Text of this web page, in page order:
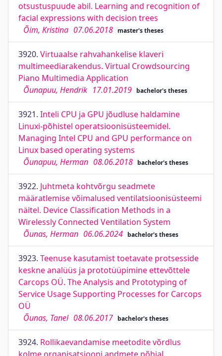
otsustuspuude abil. Learning and recognition of
facial expressions with decision trees
Õim, Kristina 07.06.2018 master's theses
3920. Virtuaalse rahvahankelise klaveri
multimeediarakendus. Virtual Crowdsourcing
Piano Multimedia Application
Õunapuu, Hendrik 17.01.2019 bachelor's theses
3921. Inteli CPU ja GPU jõudluse haldamine
Linuxi-põhistel operatsioonisüsteemidel.
Managing Intel CPU and GPU performance on
Linux based operating systems
Õunapuu, Herman 08.06.2018 bachelor's theses
3922. Juhtmeta kohtvõrgu seadmete
määratlemise võimalused ventilatsioonisüsteemi
näitel. Device Classification Methods in a
Wirelessly Connected Ventilation System
Õunas, Herman 06.06.2024 bachelor's theses
3923. Teenuse kasutamist toetavate protsesside
keskne analüüs ja prototüüpimine ettevõttele
Carcops OÜ. The Analysis and Prototyping of
Service Usage Supporting Processes for Carcops
OÜ
Õunas, Tanel 08.06.2017 bachelor's theses
3924. Rollikaevandamise meetodite võrdlus